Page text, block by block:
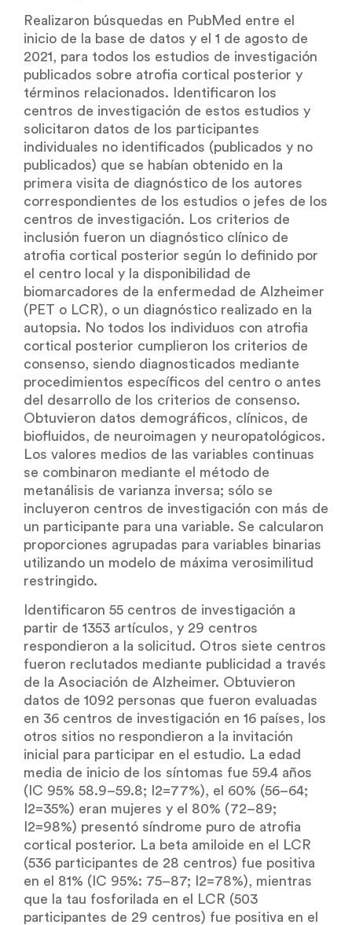
Realizaron búsquedas en PubMed entre el
inicio de la base de datos y el 1 de agosto de
2021, para todos los estudios de investigación
publicados sobre atrofia cortical posterior y
términos relacionados. Identificaron los
centros de investigación de estos estudios y
solicitaron datos de los participantes
individuales no identificados (publicados y no
publicados) que se habían obtenido en la
primera visita de diagnóstico de los autores
correspondientes de los estudios o jefes de los
centros de investigación. Los criterios de
inclusión fueron un diagnóstico clínico de
atrofia cortical posterior según lo definido por
el centro local y la disponibilidad de
biomarcadores de la enfermedad de Alzheimer
(PET o LCR), o un diagnóstico realizado en la
autopsia. No todos los individuos con atrofia
cortical posterior cumplieron los criterios de
consenso, siendo diagnosticados mediante
procedimientos específicos del centro o antes
del desarrollo de los criterios de consenso.
Obtuvieron datos demográficos, clínicos, de
biofluidos, de neuroimagen y neuropatológicos.
Los valores medios de las variables continuas
se combinaron mediante el método de
metanálisis de varianza inversa; sólo se
incluyeron centros de investigación con más de
un participante para una variable. Se calcularon
proporciones agrupadas para variables binarias
utilizando un modelo de máxima verosimilitud
restringido.
Identificaron 55 centros de investigación a
partir de 1353 artículos, y 29 centros
respondieron a la solicitud. Otros siete centros
fueron reclutados mediante publicidad a través
de la Asociación de Alzheimer. Obtuvieron
datos de 1092 personas que fueron evaluadas
en 36 centros de investigación en 16 países, los
otros sitios no respondieron a la invitación
inicial para participar en el estudio. La edad
media de inicio de los síntomas fue 59.4 años
(IC 95% 58.9–59.8; I2=77%), el 60% (56–64;
I2=35%) eran mujeres y el 80% (72–89;
I2=98%) presentó síndrome puro de atrofia
cortical posterior. La beta amiloide en el LCR
(536 participantes de 28 centros) fue positiva
en el 81% (IC 95%: 75–87; I2=78%), mientras
que la tau fosforilada en el LCR (503
participantes de 29 centros) fue positiva en el